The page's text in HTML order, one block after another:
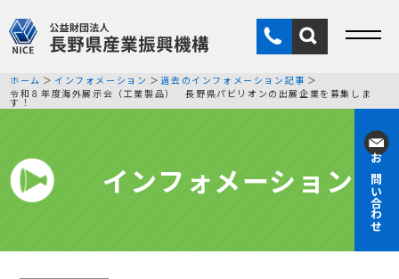
お問い合わせ
ホーム インフォメーション
過去のインフォメーション記事
令和８年度海外展示会（工業製品） 長野県パビリオンの出展企業を募集しま
す！
インフォメーション